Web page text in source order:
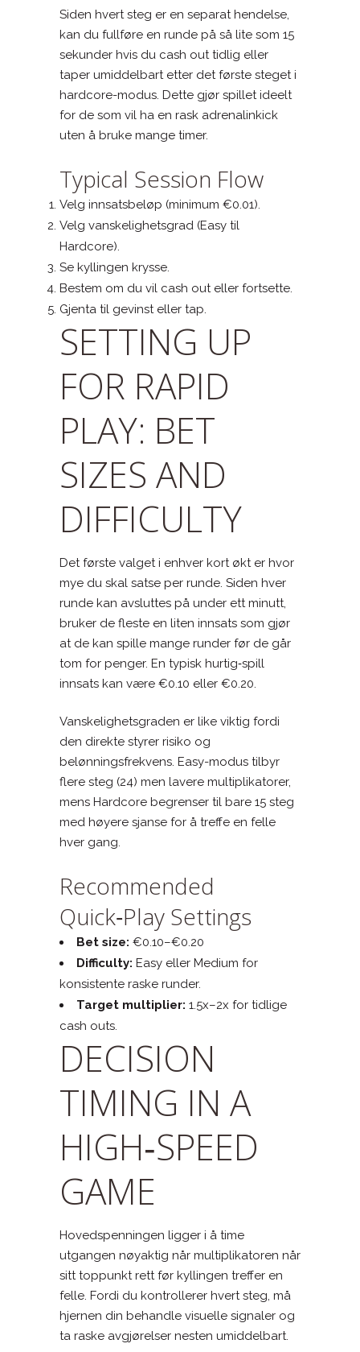
Siden hvert steg er en separat hendelse,
kan du fullføre en runde på så lite som 15
sekunder hvis du cash out tidlig eller
taper umiddelbart etter det første steget i
hardcore-modus. Dette gjør spillet ideelt
for de som vil ha en rask adrenalinkick
uten å bruke mange timer.
Typical Session Flow
Velg innsatsbeløp (minimum €0.01).
Velg vanskelighetsgrad (Easy til
Hardcore).
Se kyllingen krysse.
Bestem om du vil cash out eller fortsette.
Gjenta til gevinst eller tap.
SETTING UP
FOR RAPID
PLAY: BET
SIZES AND
DIFFICULTY
Det første valget i enhver kort økt er hvor
mye du skal satse per runde. Siden hver
runde kan avsluttes på under ett minutt,
bruker de fleste en liten innsats som gjør
at de kan spille mange runder før de går
tom for penger. En typisk hurtig‑spill
innsats kan være €0.10 eller €0.20.
Vanskelighetsgraden er like viktig fordi
den direkte styrer risiko og
belønningsfrekvens. Easy-modus tilbyr
flere steg (24) men lavere multiplikatorer,
mens Hardcore begrenser til bare 15 steg
med høyere sjanse for å treffe en felle
hver gang.
Recommended
Quick‑Play Settings
Bet size: €0.10–€0.20
Difficulty: Easy eller Medium for
konsistente raske runder.
Target multiplier: 1.5x–2x for tidlige
cash outs.
DECISION
TIMING IN A
HIGH‑SPEED
GAME
Hovedspenningen ligger i å time
utgangen nøyaktig når multiplikatoren når
sitt toppunkt rett før kyllingen treffer en
felle. Fordi du kontrollerer hvert steg, må
hjernen din behandle visuelle signaler og
ta raske avgjørelser nesten umiddelbart.